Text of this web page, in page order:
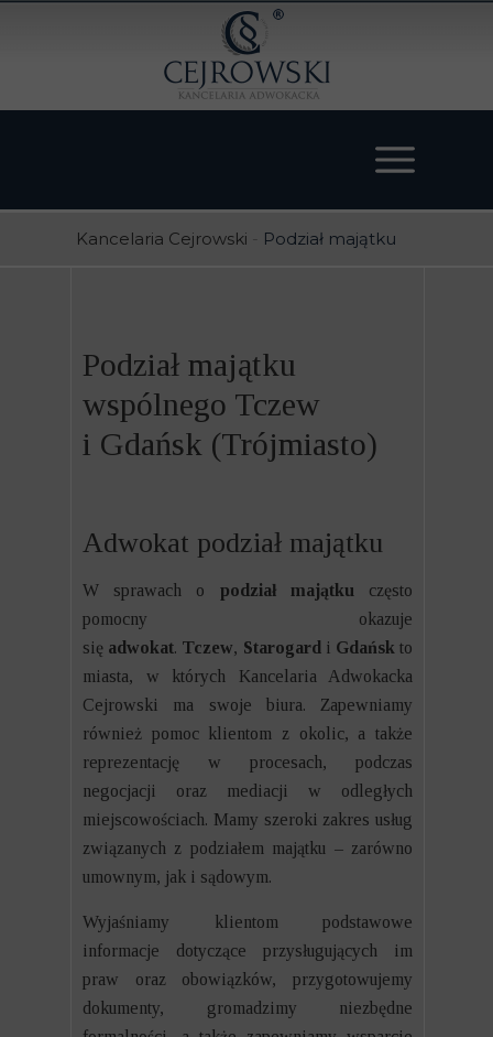
Kancelaria Cejrowski - Podział majątku
Podział majątku
wspólnego Tczew
i Gdańsk (Trójmiasto)
Adwokat podział majątku
W sprawach o podział majątku często
pomocny okazuje
się adwokat. Tczew, Starogard i Gdańskto
miasta, w których Kancelaria Adwokacka
Cejrowski ma swoje biura. Zapewniamy
również pomoc klientom z okolic, a także
reprezentację w procesach, podczas
negocjacji oraz mediacji w odległych
miejscowościach. Mamy szeroki zakres usług
związanych z podziałem majątku – zarówno
umownym, jak i sądowym.
Wyjaśniamy klientom podstawowe
informacje dotyczące przysługujących im
praw oraz obowiązków, przygotowujemy
dokumenty, gromadzimy niezbędne